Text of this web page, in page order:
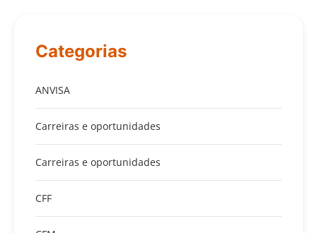
Categorias
ANVISA
Carreiras e oportunidades
Carreiras e oportunidades
CFF